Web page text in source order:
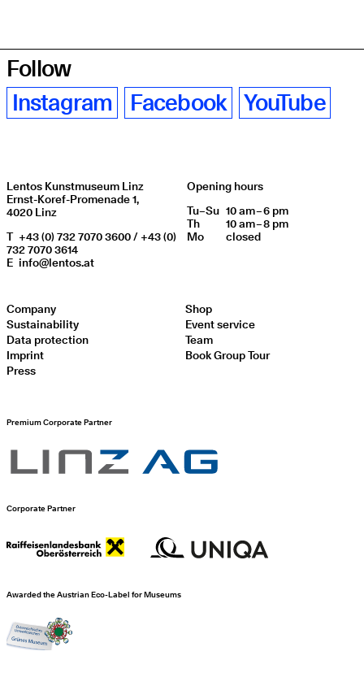
Follow
Instagram
Facebook YouTube
Lentos Kunstmuseum Linz
Ernst-Koref-Promenade 1,
4020 Linz
T +43 (0) 732 7070 3600 / +43 (0)
732 7070 3614
E info@lentos.at
Opening hours
Day of weekOpening hours
Tu–Su 10 am – 6 pm
Th
10 am – 8 pm
Mo
closed
Company
Sustainability
Data protection
Imprint
Press
Shop
Event service
Team
Book Group Tour
Premium Corporate Partner
Corporate Partner
Awarded the Austrian Eco-Label for Museums